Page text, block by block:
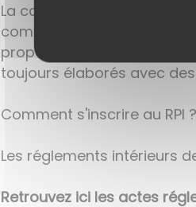
La cantine de Saint-
communauté de
proportion de produits
toujours élaborés avec
Comment s'inscrire au RPI
Les réglements intérieurs
Retrouvez ici les actes